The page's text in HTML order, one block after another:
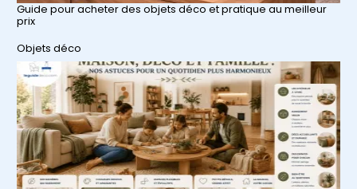
Guide pour acheter des objets déco et pratique au meilleur
prix
Par rapport à
Objets déco